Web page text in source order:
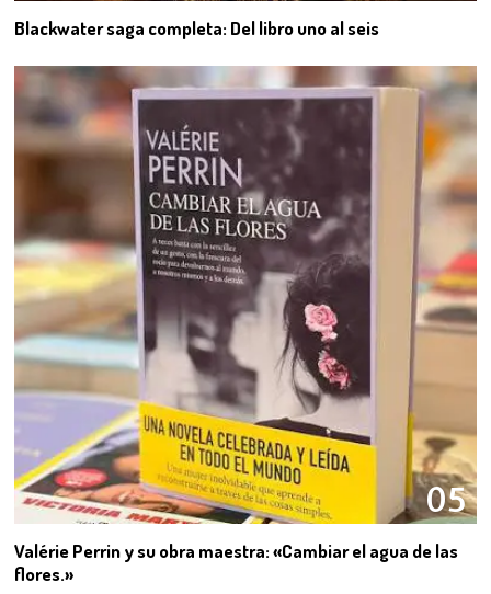
Blackwater saga completa: Del libro uno al seis
05
Valérie Perrin y su obra maestra: «Cambiar el agua de las
flores.»